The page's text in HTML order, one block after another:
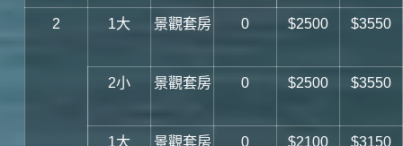
2 1大 景觀套房 0 $2500 $3550
2小 景觀套房 0 $2500 $3550
1大 景觀套房 0 $2100 $3150